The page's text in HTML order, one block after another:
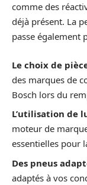
comme des
déjà présent. La
passe également
Le choix de
des marques de
Bosch lors du
L’utilisation de
moteur de
essentielles pour
Des pneus
adaptés à vos